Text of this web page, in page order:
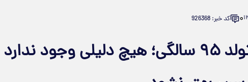
۰ کد خبر: 926368
کلینت ایستوود در تولد ۹۵ سالگی؛ هیچ دلیلی وجود ندارد